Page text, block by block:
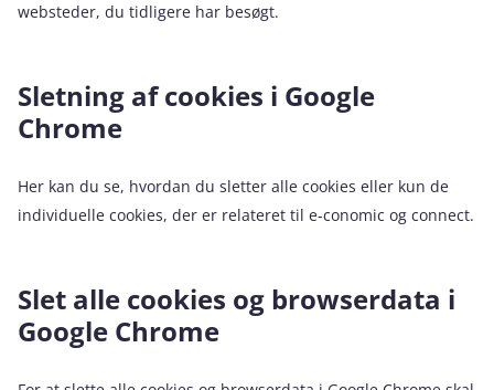
websteder, du tidligere har besøgt.
Sletning af cookies i Google
Chrome
Her kan du se, hvordan du sletter alle cookies eller kun de
individuelle cookies, der er relateret til e‑conomic og connect.
Slet alle cookies og browserdata i
Google Chrome